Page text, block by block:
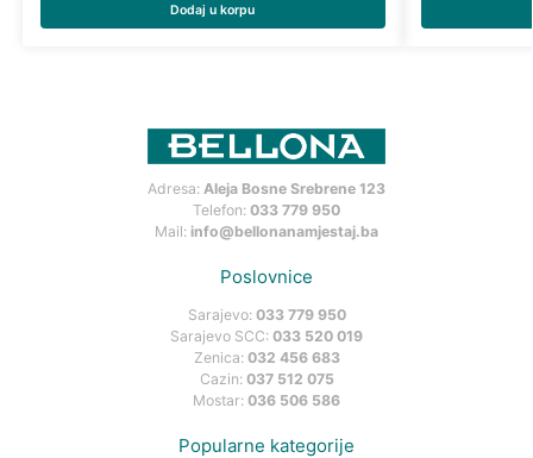
Dodaj u korpu
Adresa: Aleja Bosne Srebrene 123
Telefon: 033 779 950
Mail: info@bellonanamjestaj.ba
Poslovnice
Sarajevo: 033 779 950
Sarajevo SCC: 033 520 019
Zenica: 032 456 683
Cazin: 037 512 075
Mostar: 036 506 586
Popularne kategorije